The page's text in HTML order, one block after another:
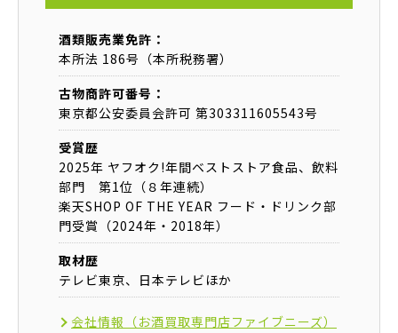
酒類販売業免許：
本所法 186号（本所税務署）
古物商許可番号：
東京都公安委員会許可 第303311605543号
受賞歴
2025年 ヤフオク!年間ベストストア食品、飲料
部門 第1位（８年連続）
楽天SHOP OF THE YEAR フード・ドリンク部
門受賞（2024年・2018年）
取材歴
テレビ東京、日本テレビほか
会社情報（お酒買取専門店ファイブニーズ）